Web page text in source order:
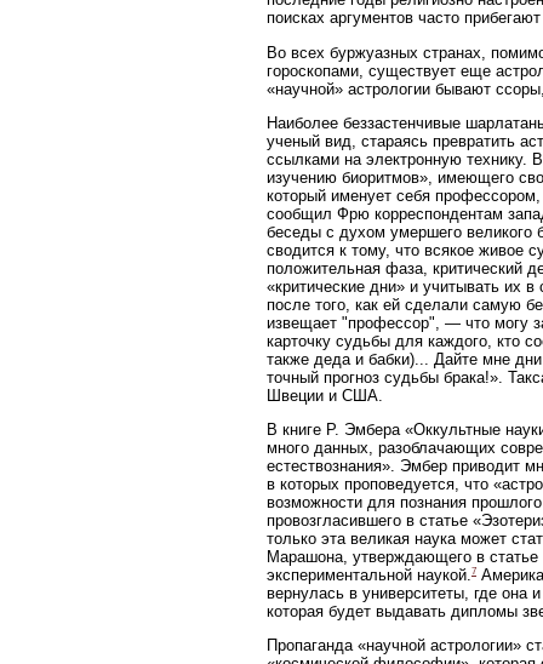
поисках аргументов часто
Во всех буржуазных странах,
гороскопами, существует еще
«научной» астрологии бывают
Наиболее беззастенчивые
ученый вид, стараясь превратить
ссылками на электронную технику.
изучению биоритмов», имеющего
который именует себя
сообщил Фрю корреспондентам
беседы с духом умершего великого
сводится к тому, что всякое живое
положительная фаза, критический
«критические дни» и учитывать их
после того, как ей сделали самую
извещает "профессор", — что могу
карточку судьбы для каждого, кто
также деда и бабки)... Дайте мне
точный прогноз судьбы брака!».
Швеции и США.
В книге Р. Эмбера «Оккультные
много данных, разоблачающих
естествознания». Эмбер приводит
в которых проповедуется, что
возможности для познания
провозгласившего в статье
только эта великая наука может
Марашона, утверждающего в статье
экспериментальной наукой.7
вернулась в университеты, где она
которая будет выдавать дипломы
Пропаганда «научной астрологии»